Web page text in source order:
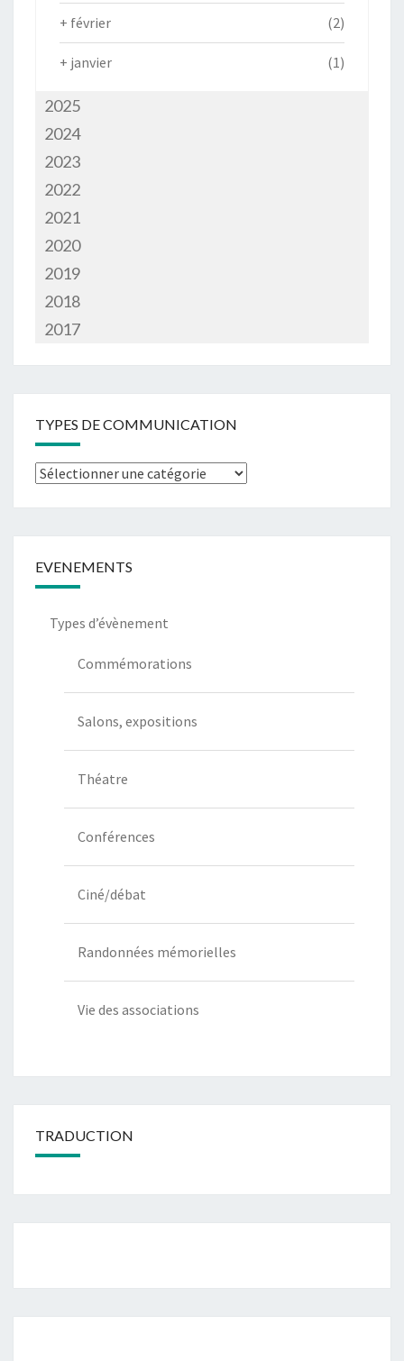
+ février (2)
+ janvier (1)
2025
2024
2023
2022
2021
2020
2019
2018
2017
TYPES DE COMMUNICATION
EVENEMENTS
Types d’évènement
Commémorations
Salons, expositions
Théatre
Conférences
Ciné/débat
Randonnées mémorielles
Vie des associations
TRADUCTION